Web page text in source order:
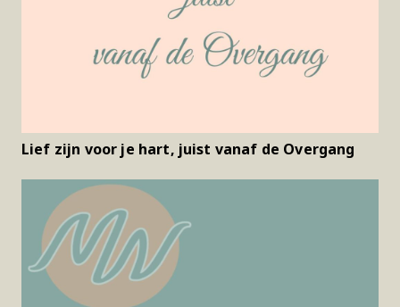
Lief zijn voor je hart, juist vanaf de Overgang